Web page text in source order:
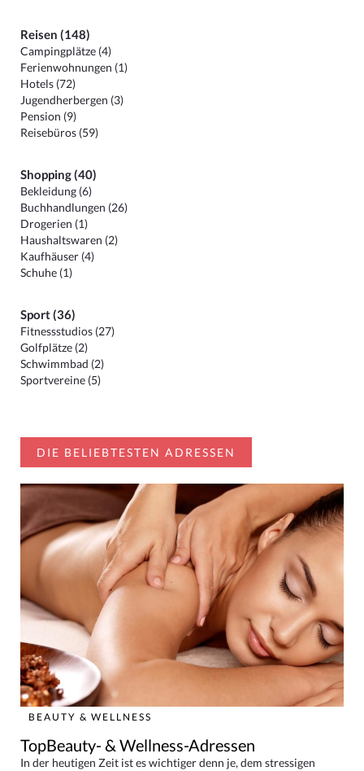
Reisen (148)
Campingplätze (4)
Ferienwohnungen (1)
Hotels (72)
Jugendherbergen (3)
Pension (9)
Reisebüros (59)
Shopping (40)
Bekleidung (6)
Buchhandlungen (26)
Drogerien (1)
Haushaltswaren (2)
Kaufhäuser (4)
Schuhe (1)
Sport (36)
Fitnessstudios (27)
Golfplätze (2)
Schwimmbad (2)
Sportvereine (5)
DIE BELIEBTESTEN ADRESSEN
BEAUTY & WELLNESS
TopBeauty- & Wellness-Adressen
In der heutigen Zeit ist es wichtiger denn je, dem stressigen